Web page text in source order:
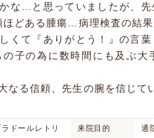
な…と思っていましたが、
ほどある腫瘍…病理検査の結
くて『ありがとう！』の言
子の為に数時間にも及ぶ大
なる信頼、先生の腕を信じて
ドールレトリ
来院目的 通